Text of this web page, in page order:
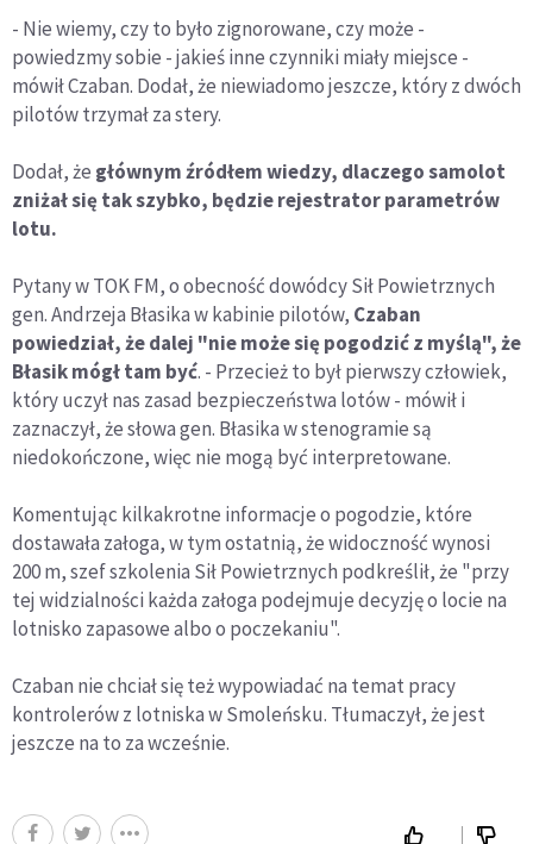
- Nie wiemy, czy to było zignorowane, czy może -
powiedzmy sobie - jakieś inne czynniki miały miejsce -
mówił Czaban. Dodał, że niewiadomo jeszcze, który z dwóch
pilotów trzymał za stery.
Dodał, że głównym źródłem wiedzy, dlaczego samolot
zniżał się tak szybko, będzie rejestrator parametrów
lotu.
Pytany w TOK FM, o obecność dowódcy Sił Powietrznych
gen. Andrzeja Błasika w kabinie pilotów, Czaban
powiedział, że dalej "nie może się pogodzić z myślą", że
Błasik mógł tam być. - Przecież to był pierwszy człowiek,
który uczył nas zasad bezpieczeństwa lotów - mówił i
zaznaczył, że słowa gen. Błasika w stenogramie są
niedokończone, więc nie mogą być interpretowane.
Komentując kilkakrotne informacje o pogodzie, które
dostawała załoga, w tym ostatnią, że widoczność wynosi
200 m, szef szkolenia Sił Powietrznych podkreślił, że "przy
tej widzialności każda załoga podejmuje decyzję o locie na
lotnisko zapasowe albo o poczekaniu".
Czaban nie chciał się też wypowiadać na temat pracy
kontrolerów z lotniska w Smoleńsku. Tłumaczył, że jest
jeszcze na to za wcześnie.